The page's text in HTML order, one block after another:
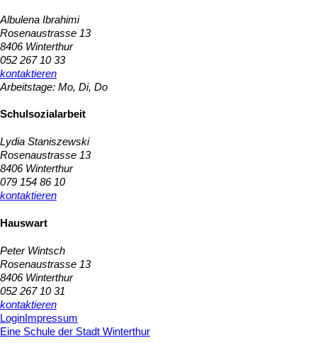
Albulena Ibrahimi
Rosenaustrasse 13
8406 Winterthur
052 267 10 33
kontaktieren
Arbeitstage: Mo, Di, Do
Schulsozialarbeit
​Lydia Staniszewski
Rosenaustrasse 13
8406 Winterthur
079 154 86 10
kontaktieren
Hauswart
Peter Wintsch
Rosenaustrasse 13
8406 Winterthur
052 267 10 31
kontaktieren
LoginImpressum
Eine Schule der Stadt Winterthur